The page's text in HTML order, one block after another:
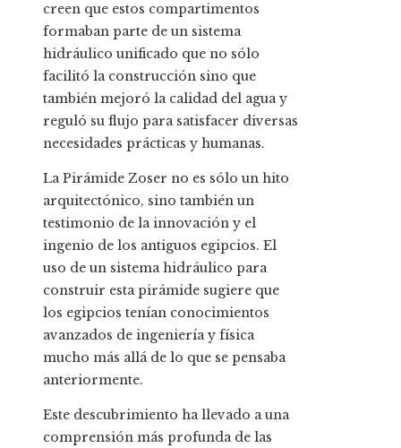
creen que estos compartimentos
formaban parte de un sistema
hidráulico unificado que no sólo
facilitó la construcción sino que
también mejoró la calidad del agua y
reguló su flujo para satisfacer diversas
necesidades prácticas y humanas.
La Pirámide Zoser no es sólo un hito
arquitectónico, sino también un
testimonio de la innovación y el
ingenio de los antiguos egipcios. El
uso de un sistema hidráulico para
construir esta pirámide sugiere que
los egipcios tenían conocimientos
avanzados de ingeniería y física
mucho más allá de lo que se pensaba
anteriormente.
Este descubrimiento ha llevado a una
comprensión más profunda de las